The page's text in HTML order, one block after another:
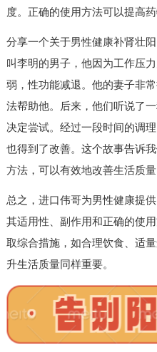
度。正确的使用方法可以提高
分享一个关于男性健康补肾壮
叫李明的男子，他因为工作压
弱，性功能减退。他的妻子非
法帮助他。后来，他们听说了
决定尝试。经过一段时间的调
也得到了改善。这个故事告诉
方法，可以有效地改善生活质量
总之，进口伟哥为男性健康提
其适用性、副作用和正确的使
取综合措施，如合理饮食、适
升生活质量同样重要。